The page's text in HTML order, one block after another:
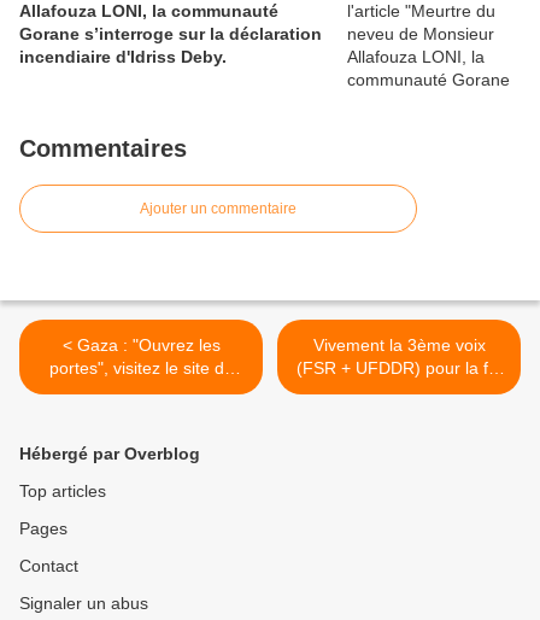
Allafouza LONI, la communauté
Gorane s’interroge sur la déclaration
incendiaire d'Idriss Deby.
Commentaires
Ajouter un commentaire
< Gaza : "Ouvrez les
portes", visitez le site de
l'Association PeaceLines
Vivement la 3ème voix
(FSR + UFDDR) pour la fin
du Debysme ! >
Hébergé par Overblog
Top articles
Pages
Contact
Signaler un abus